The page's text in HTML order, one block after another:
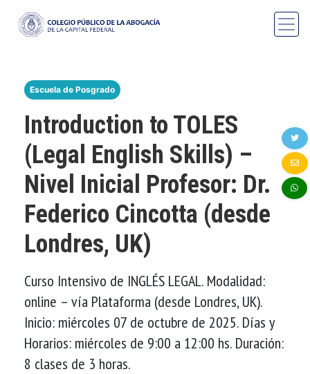
Escuela de Posgrado
Introduction to TOLES
(Legal English Skills) –
Nivel Inicial Profesor: Dr.
Federico Cincotta (desde
Londres, UK)
Curso Intensivo de INGLÉS LEGAL. Modalidad:
online – vía Plataforma (desde Londres, UK).
Inicio: miércoles 07 de octubre de 2025. Días y
Horarios: miércoles de 9:00 a 12:00 hs. Duración:
8 clases de 3 horas.